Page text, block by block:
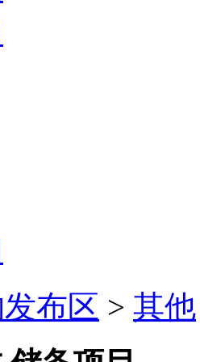
布区 > 其他